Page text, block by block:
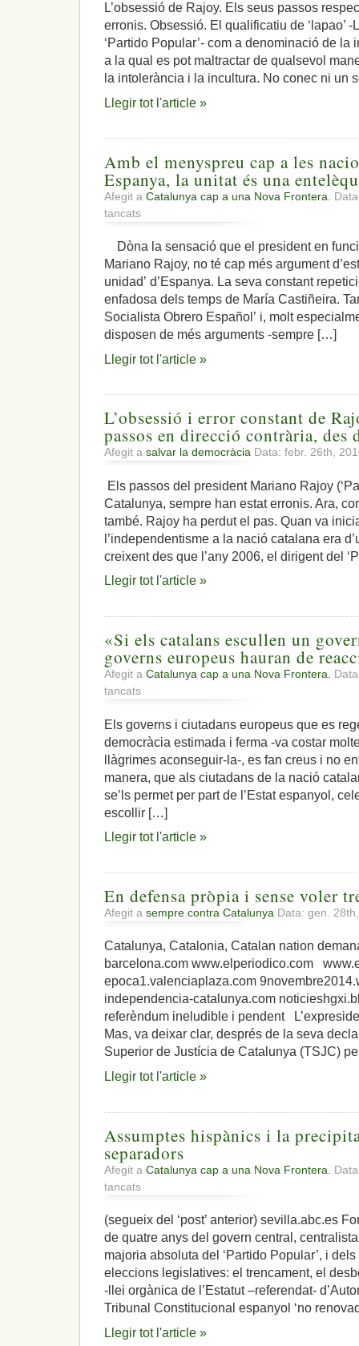
catalana
ja
és
una
altra
L’obsessió de Rajoy. Els seus passos
erronis. Obsessió. El qualificatiu de ‘lapao’
‘Partido Popular’- com a denominació de
a la qual es pot maltractar de qualsevol
la intolerància i la incultura. No conec ni un
Llegir tot l'article »
Amb el menyspreu cap a les
Espanya, la unitat és una
Afegit a Catalunya cap a una Nova Frontera.
tancats
Amb
menyspreu
cap
a
nacions
que
formen
la
entelèquia
Dòna la sensació que el president en
Mariano Rajoy, no té cap més argument
unidad’ d’Espanya. La seva constant
enfadosa dels temps de María Castiñeira.
Socialista Obrero Español’ i, molt
disposen de més arguments -sempre […]
Llegir tot l'article »
L’obsessió i error constant de
passos en direcció contrària, des
Afegit a salvar la democràcia Data: febr. 26th,
Els passos del president Mariano Rajoy
Catalunya, sempre han estat erronis. Ara,
també. Rajoy ha perdut el pas. Quan va
l’independentisme a la nació catalana era
creixent des que l’any 2006, el dirigent del
Llegir tot l'article »
«Si els catalans escullen un
governs europeus hauran de
Afegit a Catalunya cap a una Nova Frontera.
tancats
«Si
catalans
escullen
un
diferent,
els
governs
hauran
Els governs i ciutadans europeus que es
democràcia estimada i ferma -va costar
llàgrimes aconseguir-la-, es fan creus i no
manera, que als ciutadans de la nació
se’ls permet per part de l’Estat espanyol,
escollir […]
Llegir tot l'article »
En defensa pròpia i sense voler
Afegit a sempre contra Catalunya Data: gen.
Catalunya, Catalonia, Catalan nation
barcelona.com www.elperiodico.com
epoca1.valenciaplaza.com
independencia-catalunya.com
referèndum ineludible i pendent
Mas, va deixar clar, després de la seva
Superior de Justícia de Catalunya (TSJC)
Llegir tot l'article »
Assumptes hispànics i la
separadors
Afegit a Catalunya cap a una Nova Frontera.
tancats
Assumptes
i
la
precipitació
buit
dels
separadors
(segueix del ‘post’ anterior) sevilla.abc.es
de quatre anys del govern central,
majoria absoluta del ‘Partido Popular’, i
eleccions legislatives: el trencament, el
-llei orgànica de l’Estatut –referendat-
Tribunal Constitucional espanyol ‘no
Llegir tot l'article »